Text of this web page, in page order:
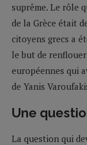
suprême. Le rôle
de la Grèce était
citoyens grecs a
le but de
européennes qui
de Yanis
Une
La question qui